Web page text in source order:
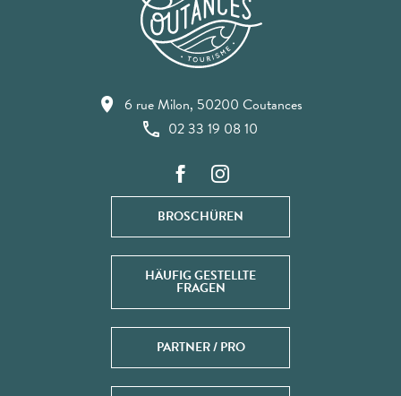
6 rue Milon, 50200 Coutances
02 33 19 08 10
BROSCHÜREN
HÄUFIG GESTELLTE
FRAGEN
PARTNER / PRO